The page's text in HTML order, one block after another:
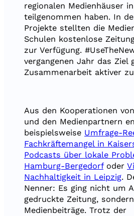
regionalen Medienhäuser
teilgenommen haben. In
Projekte stellten die
Schulen kostenlose
zur Verfügung.
vergangenen Jahr das Ziel
Zusammenarbeit aktiver
Aus den Kooperationen
und den Medienpartnern
beispielsweise Umfrage-
Fachkräftemangel in
Podcasts über lokale
Hamburg-Bergedorfoder
Nachhaltigkeit in Leipzig.
Nenner: Es ging nicht um
gedruckte Zeitung,
Medienbeiträge. Trotz der